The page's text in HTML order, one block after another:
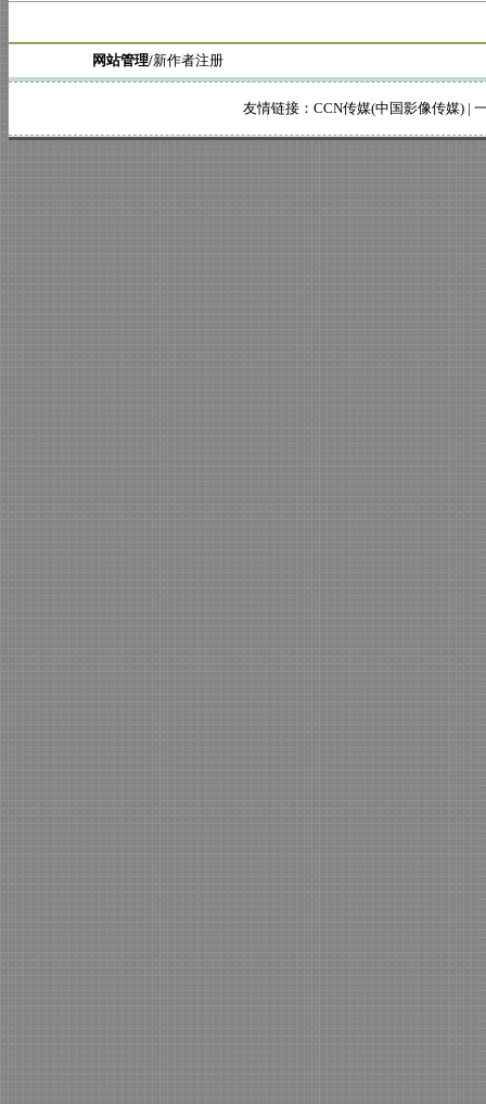
网站管理/新作者注册
友情链接： CCN传媒(中国影像传媒) |